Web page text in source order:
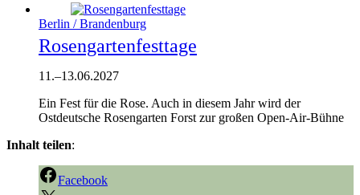
Berlin / Brandenburg
Rosengartenfesttage
11.–13.06.2027
Ein Fest für die Rose. Auch in diesem Jahr wird der
Ostdeutsche Rosengarten Forst zur großen Open-Air-Bühne
Inhalt teilen:
Facebook